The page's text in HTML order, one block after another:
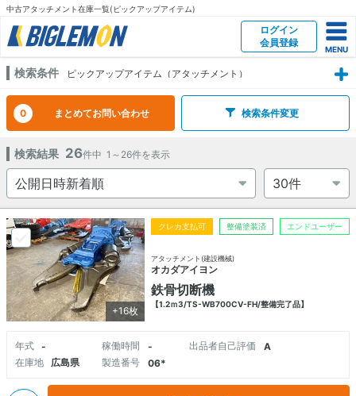
中古アタッチメント在庫一覧(ピックアップアイテム)
ログイン
会員登録
検索条件 ピックアップアイテム（アタッチメント）
0 まとめてお問い合わせ 検索条件変更
検索結果 26件中 1～26件を表示
+16枚
クレカ支払可 整備塗装済 エンドユーザー
アタッチメント(建設機械)
オカダアイヨン
鉄骨切断機
【1.2ｍ3/TS-WB700CV-FH/整備完了品】
年式 - 稼働時間 - 出品者自己評価
A
在庫地
広島県 製造番号 06*